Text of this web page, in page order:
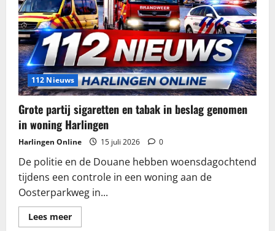
112 Nieuws
Grote partij sigaretten en tabak in beslag genomen
in woning Harlingen
Harlingen Online 15 juli 2026 0
De politie en de Douane hebben woensdagochtend
tijdens een controle in een woning aan de
Oosterparkweg in...
Lees meerLees
meer